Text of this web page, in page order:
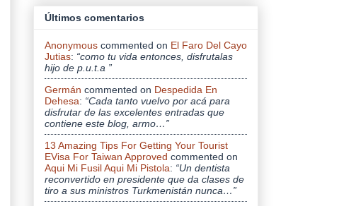
Últimos comentarios
Anonymous commented on El Faro Del Cayo
Jutias: “como tu vida entonces, disfrutalas
hijo de p.u.t.a ”
Germán commented on Despedida En
Dehesa: “Cada tanto vuelvo por acá para
disfrutar de las excelentes entradas que
contiene este blog, armo…”
13 Amazing Tips For Getting Your Tourist
EVisa For Taiwan Approved commented on
Aqui Mi Fusil Aqui Mi Pistola: “Un dentista
reconvertido en presidente que da clases de
tiro a sus ministros Turkmenistán nunca…”